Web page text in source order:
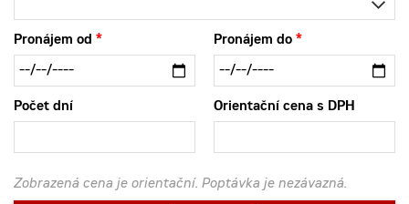
Pronájem od Pronájem do
Počet dní Orientační cena s DPH
Zobrazená cena je orientační. Poptávka je nezávazná.